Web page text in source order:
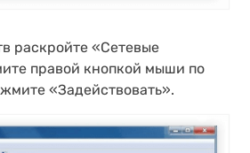
раскройте «Сетевые
правой кнопкой мыши по
«Задействовать».